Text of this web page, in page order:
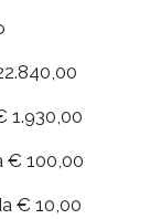
1.930,00
€ 100,00
€ 10,00